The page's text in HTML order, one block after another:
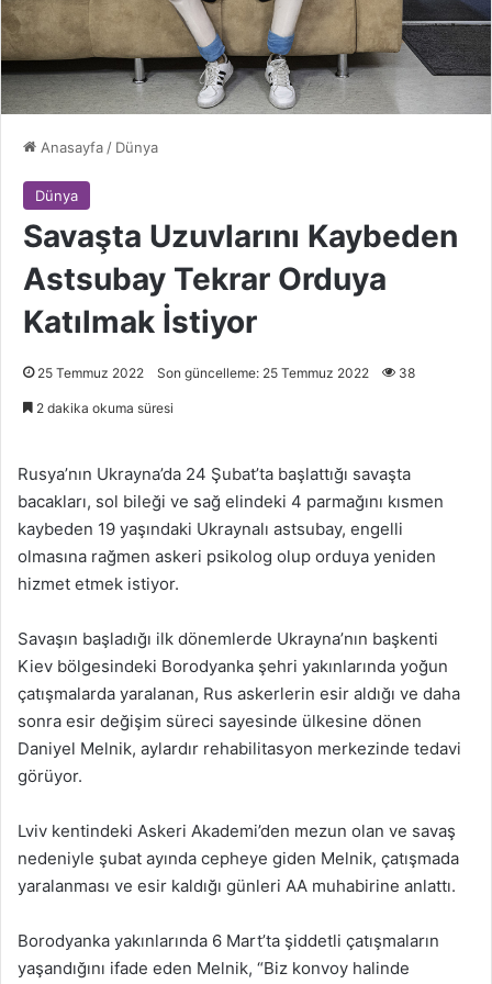
Anasayfa/ Dünya
Dünya
Savaşta Uzuvlarını Kaybeden
Astsubay Tekrar Orduya
Katılmak İstiyor
25 Temmuz 2022 Son güncelleme: 25 Temmuz 2022 38
2 dakika okuma süresi
Rusya’nın Ukrayna’da 24 Şubat’ta başlattığı savaşta
bacakları, sol bileği ve sağ elindeki 4 parmağını kısmen
kaybeden 19 yaşındaki Ukraynalı astsubay, engelli
olmasına rağmen askeri psikolog olup orduya yeniden
hizmet etmek istiyor.
Savaşın başladığı ilk dönemlerde Ukrayna’nın başkenti
Kiev bölgesindeki Borodyanka şehri yakınlarında yoğun
çatışmalarda yaralanan, Rus askerlerin esir aldığı ve daha
sonra esir değişim süreci sayesinde ülkesine dönen
Daniyel Melnik, aylardır rehabilitasyon merkezinde tedavi
görüyor.
Lviv kentindeki Askeri Akademi’den mezun olan ve savaş
nedeniyle şubat ayında cepheye giden Melnik, çatışmada
yaralanması ve esir kaldığı günleri AA muhabirine anlattı.
Borodyanka yakınlarında 6 Mart’ta şiddetli çatışmaların
yaşandığını ifade eden Melnik, “Biz konvoy halinde